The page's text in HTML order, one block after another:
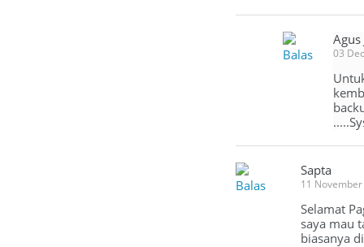
Balas
Agus
03
Balas
Sapta
11
Selamat
saya mau
biasanya